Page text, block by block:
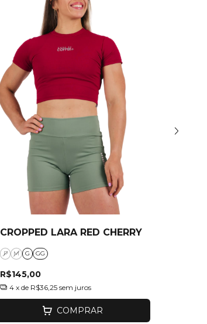
CROPPED LARA RED CHERRY
P M G GG
R$145,00
4 x de R$36,25 sem juros
COMPRAR